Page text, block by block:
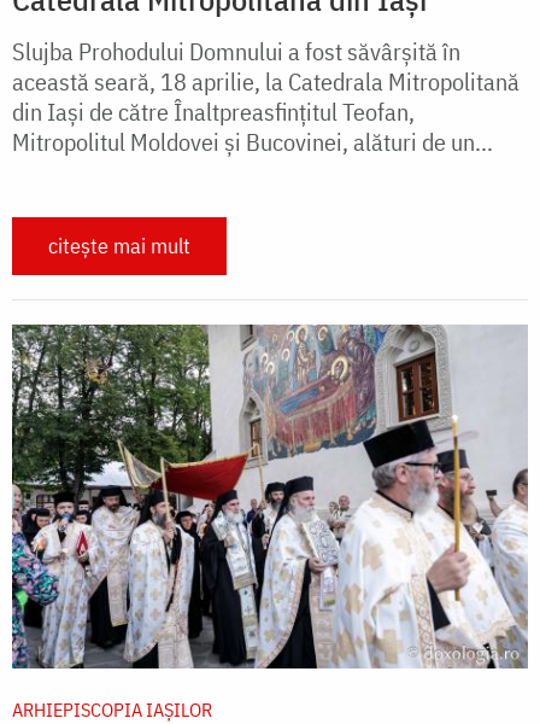
Slujba Prohodului Domnului a fost săvârșită în
această seară, 18 aprilie, la Catedrala Mitropolitană
din Iași de către Înaltpreasfințitul Teofan,
Mitropolitul Moldovei și Bucovinei, alături de un...
citește mai mult
ARHIEPISCOPIA IAŞILOR